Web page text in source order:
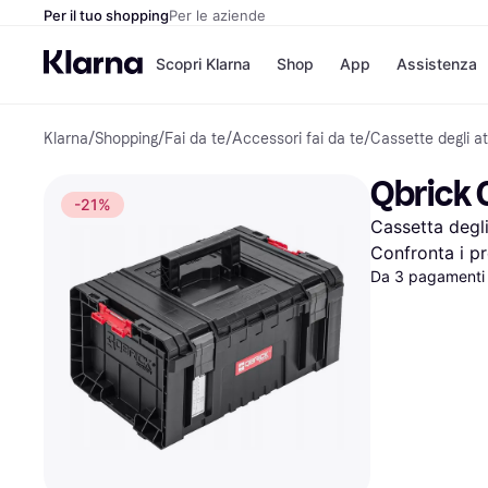
Per il tuo shoppingPer le aziende
Scopri Klarna
Opzioni di
Paga ora
Paga in 3 rate
Paga dopo 30 giorni
Finanziamento
Shop
Negozi
Unieuro
Media
eBay
Zalando
App Assistenza
Klarna/Shopping/Fai da te/Accessori fai da te/Cassette degli
-21% Qbrick
Cassetta
Confronta i
Da 3